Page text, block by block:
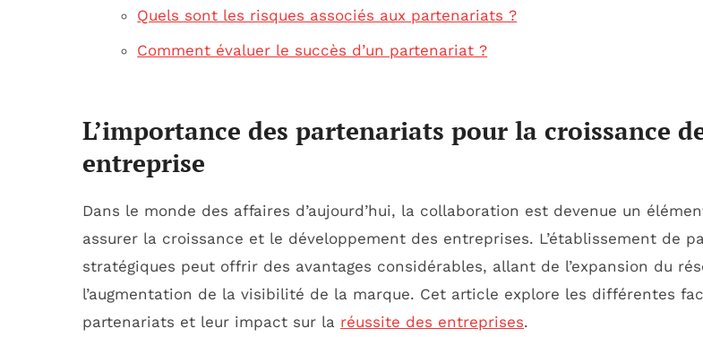
Quels sont les risques associés aux partenariats ?
Comment évaluer le succès d’un partenariat ?
L’importance des partenariats pour la croissance
entreprise
Dans le monde des affaires d’aujourd’hui, la collaboration est devenue un
assurer la croissance et le développement des entreprises. L’établissement de
stratégiques peut offrir des avantages considérables, allant de l’expansion du
l’augmentation de la visibilité de la marque. Cet article explore les différentes
partenariats et leur impact sur la réussite des entreprises.